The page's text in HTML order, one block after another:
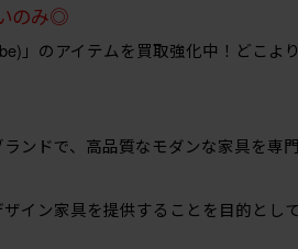
のみ◎
」のアイテムを買取強化中！どこよ
ンドで、高品質なモダンな家具を専
イン家具を提供することを目的とし